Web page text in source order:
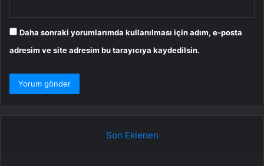
Daha sonraki yorumlarımda kullanılması için adım, e-posta
adresim ve site adresim bu tarayıcıya kaydedilsin.
Son Eklenen